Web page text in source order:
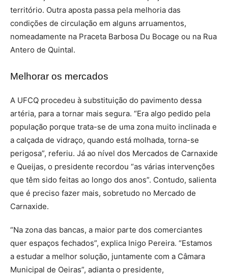
território. Outra aposta passa pela melhoria das
condições de circulação em alguns arruamentos,
nomeadamente na Praceta Barbosa Du Bocage ou na Rua
Antero de Quintal.
Melhorar os mercados
A UFCQ procedeu à substituição do pavimento dessa
artéria, para a tornar mais segura. “Era algo pedido pela
população porque trata-se de uma zona muito inclinada e
a calçada de vidraço, quando está molhada, torna-se
perigosa”, referiu. Já ao nível dos Mercados de Carnaxide
e Queijas, o presidente recordou “as várias intervenções
que têm sido feitas ao longo dos anos”. Contudo, salienta
que é preciso fazer mais, sobretudo no Mercado de
Carnaxide.
“Na zona das bancas, a maior parte dos comerciantes
quer espaços fechados”, explica Inigo Pereira. “Estamos
a estudar a melhor solução, juntamente com a Câmara
Municipal de Oeiras”, adianta o presidente,